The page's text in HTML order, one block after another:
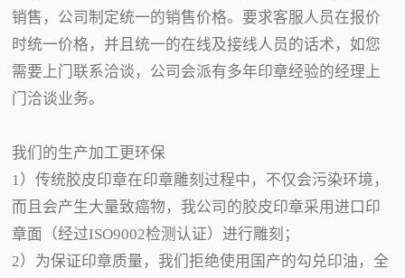
销售，公司制定统一的销售价格。要求客服人员在报价
时统一价格，并且统一的在线及接线人员的话术，如您
需要上门联系洽谈，公司会派有多年印章经验的经理上
门洽谈业务。
我们的生产加工更环保
1）传统胶皮印章在印章雕刻过程中，不仅会污染环境，
而且会产生大量致癌物，我公司的胶皮印章采用进口印
章面（经过ISO9002检测认证）进行雕刻；
2）为保证印章质量，我们拒绝使用国产的勾兑印油，全